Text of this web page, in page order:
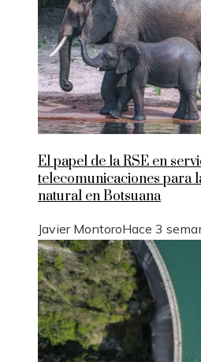
El papel de la RSE en
telecomunicaciones para
natural en Botsuana
Javier MontoroHace 3